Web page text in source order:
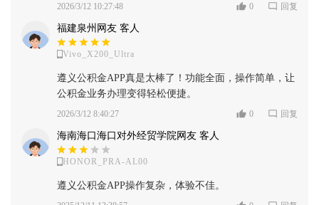
2026/3/12 10:27:48 0 回复
福建泉州网友 客人
Vivo_X200_Ultra
遵义公积金APP真是太棒了！功能全面，操作简单，让
公积金业务办理变得轻松便捷。
2026/3/12 8:40:27 0 回复
海南海口海口对外经贸学院网友 客人
HONOR_PRA-AL00
遵义公积金APP操作复杂，体验不佳。